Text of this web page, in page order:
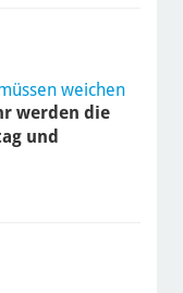
weichen
werden die
und